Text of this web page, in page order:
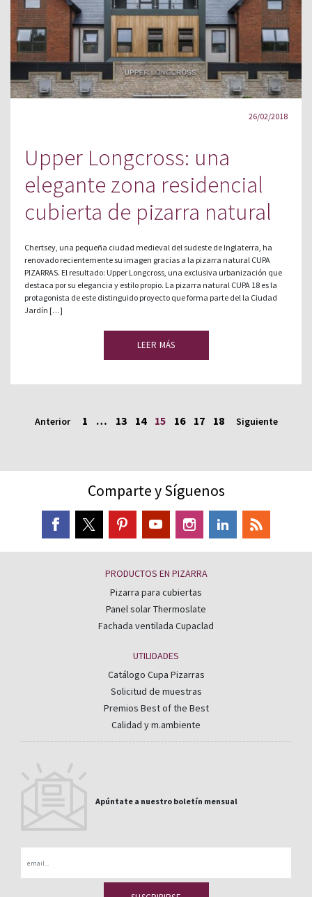
26/02/2018
Upper Longcross: una
elegante zona residencial
cubierta de pizarra natural
Chertsey, una pequeña ciudad medieval del sudeste de Inglaterra, ha
renovado recientemente su imagen gracias a la pizarra natural CUPA
PIZARRAS. El resultado: Upper Longcross, una exclusiva urbanización que
destaca por su elegancia y estilo propio. La pizarra natural CUPA 18 es la
protagonista de este distinguido proyecto que forma parte del la Ciudad
Jardín […]
LEER MÁS
Anterior 1 … 13 14 15 16 17 18 Siguiente
Comparte y Síguenos
PRODUCTOS EN PIZARRA
Pizarra para cubiertas
Panel solar Thermoslate
Fachada ventilada Cupaclad
UTILIDADES
Catálogo Cupa Pizarras
Solicitud de muestras
Premios Best of the Best
Calidad y m.ambiente
Apúntate a nuestro boletín mensual